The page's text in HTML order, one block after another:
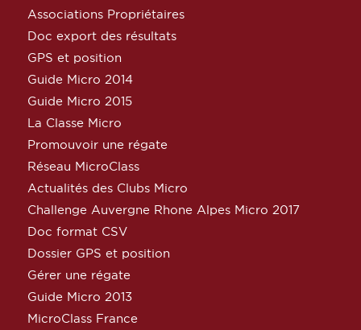
Associations Propriétaires
Doc export des résultats
GPS et position
Guide Micro 2014
Guide Micro 2015
La Classe Micro
Promouvoir une régate
Réseau MicroClass
Actualités des Clubs Micro
Challenge Auvergne Rhone Alpes Micro 2017
Doc format CSV
Dossier GPS et position
Gérer une régate
Guide Micro 2013
MicroClass France